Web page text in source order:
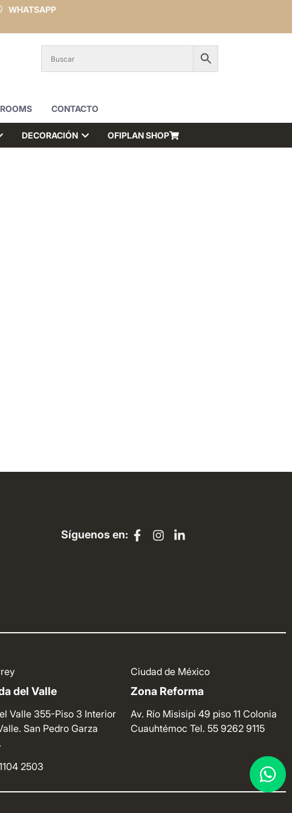
WHATSAPP
CONTACTO
DECORACIÓN OFIPLAN SHOP
Síguenos en:
del Valle
Valle 355-Piso 3 Interior
San Pedro Garza
2503
Ciudad de México
Zona Reforma
Av. Río Misisipi 49 piso 11 Colonia
CuauhtémocTel. 55 9262 9115